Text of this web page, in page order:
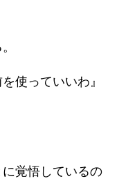
使っていいわ』
覚悟しているの